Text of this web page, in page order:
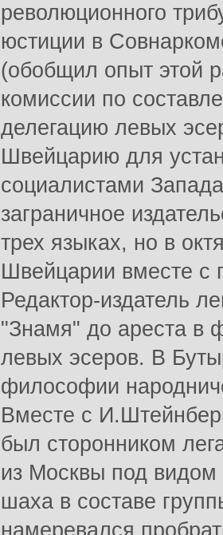
революционного
юстиции в
(обобщил опыт этой
комиссии по
делегацию левых
Швейцарию для
социалистами
заграничное
трех языках, но в
Швейцарии вместе с
Редактор-издатель
"Знамя" до ареста в
левых эсеров. В
философии
Вместе с
был сторонником
из Москвы под видом
шаха в составе
намеревался